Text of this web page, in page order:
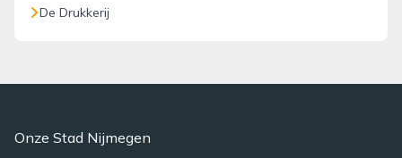
De Drukkerij
Onze Stad Nijmegen